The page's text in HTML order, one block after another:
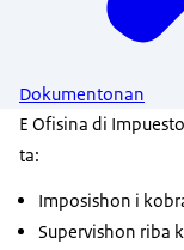
Dokumentonan
E Ofisina di
ta:
Imposishon i
Supervishon riba